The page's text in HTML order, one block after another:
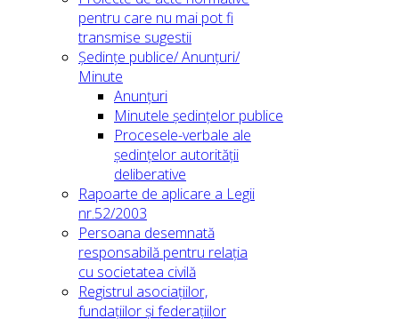
pentru care nu mai pot fi
transmise sugestii
Ședințe publice/ Anunțuri/
Minute
Anunțuri
Minutele ședințelor publice
Procesele-verbale ale
ședințelor autorității
deliberative
Rapoarte de aplicare a Legii
nr.52/2003
Persoana desemnată
responsabilă pentru relația
cu societatea civilă
Registrul asociațiilor,
fundațiilor și federațiilor